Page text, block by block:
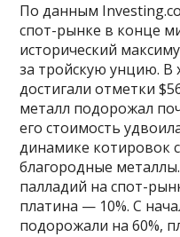
По данным
спот-рынке в конце
исторический
за тройскую унцию. В
достигали отметки
металл подорожал
его стоимость
динамике котировок
благородные
палладий на спот-
платина — 10%. С
подорожали на 60%,